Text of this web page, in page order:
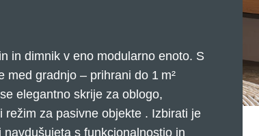
in dimnik v eno modularno enoto. S
med gradnjo – prihrani do 1 m²
elegantno skrije za oblogo,
za pasivne objekte . Izbirati je
s funkcionalnostjo in